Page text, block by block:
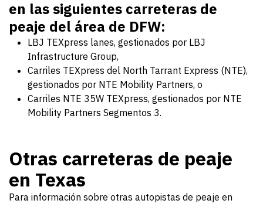
en las siguientes carreteras de
peaje del área de DFW:
LBJ TEXpress lanes, gestionados por LBJ
Infrastructure Group,
Carriles TEXpress del North Tarrant Express (NTE),
gestionados por NTE Mobility Partners, o
Carriles NTE 35W TEXpress, gestionados por NTE
Mobility Partners Segmentos 3.
Otras carreteras de peaje
en Texas
Para información sobre otras autopistas de peaje en